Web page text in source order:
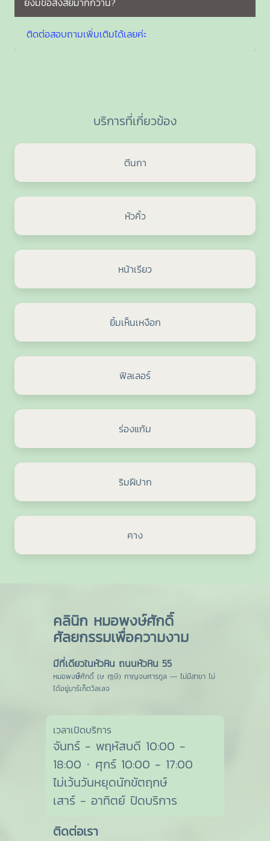
ติดต่อสอบถามเพิ่มเติมได้เลยค่ะ
บริการที่เกี่ยวข้อง
ตีนกา
หัวคิ้ว
หน้าเรียว
ยิ้มเห็นเหงือก
ฟิลเลอร์
ร่องแก้ม
ริมฝีปาก
คาง
คลินิก หมอพงษ์ศักดิ์
ศัลยกรรมเพื่อความงาม
มีที่เดียวในหัวหิน ถนนหัวหิน 55
หมอพงษ์ศักดิ์ (ษ ฤๅษี) กาญจนศารทูล — ไม่มีสาขา ไม่
ได้อยู่มาร์เก็ตวิลเลจ
เวลาเปิดบริการ
จันทร์ - พฤหัสบดี 10:00 -
18:00 · ศุกร์ 10:00 - 17:00
ไม่เว้นวันหยุดนักขัตฤกษ์
เสาร์ - อาทิตย์ ปิดบริการ
ติดต่อเรา